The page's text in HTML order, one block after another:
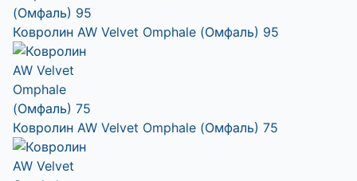
Ковролин AW Velvet Omphale (Омфаль) 95
Ковролин AW Velvet Omphale (Омфаль) 75